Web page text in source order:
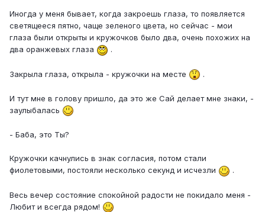
Иногда у меня бывает, когда закроешь глаза, то появляется
светящееся пятно, чаще зеленого цвета, но сейчас - мои
глаза были открыты и кружочков было два, очень похожих на
два оранжевых глаза
.
Закрыла глаза, открыла - кружочки на месте .
И тут мне в голову пришло, да это же Сай делает мне знаки, -
заулыбалась
- Баба, это Ты?
Кружочки качнулись в знак согласия, потом стали
фиолетовыми, постояли несколько секунд и исчезли
.
Весь вечер состояние спокойной радости не покидало меня -
Любит и всегда рядом!